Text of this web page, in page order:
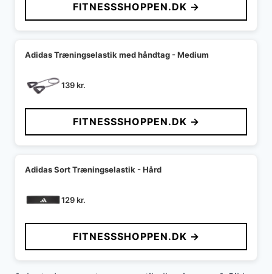
var:
499 kr..
er:
299 kr..
FITNESSSHOPPEN.DK →
Adidas Træningselastik med håndtag - Medium
139kr.
FITNESSSHOPPEN.DK →
Adidas Sort Træningselastik - Hård
129kr.
FITNESSSHOPPEN.DK →